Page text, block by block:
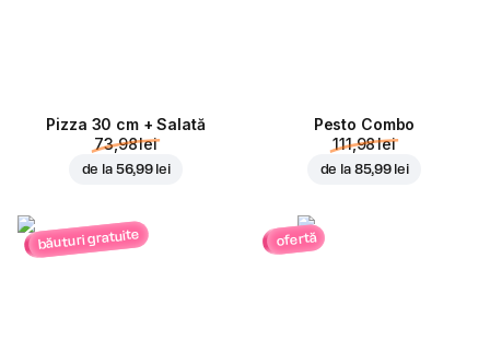
Pizza 30 cm + Salată
73,98 lei
de la 56,99 lei
Pesto Combo
111,98 lei
de la 85,99 lei
băuturi gratuite ofertă